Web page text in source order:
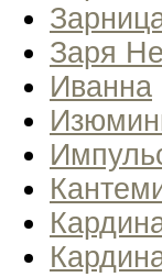
Заря
Иванна